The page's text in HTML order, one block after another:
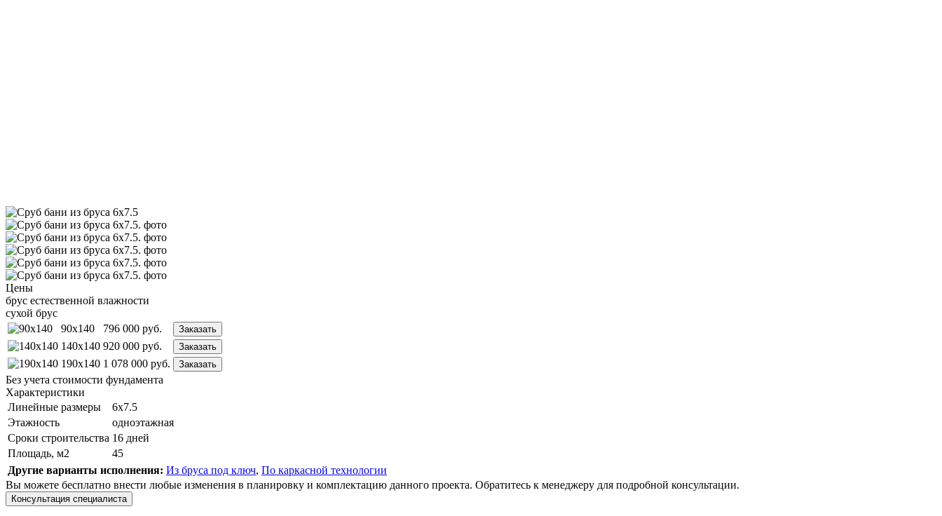
Цены
брус естественной влажности
сухой брус
90x140
796 000 руб. Заказать
140x140 920 000 руб. Заказать
190x140 1 078 000 руб. Заказать
Без учета стоимости фундамента
Характеристики
Линейные размеры
6х7.5
Этажность
одноэтажная
Сроки строительства 16 дней
Площадь, м2
45
Другие варианты исполнения: Из бруса под ключ, По каркасной технологии
Вы можете бесплатно внести любые изменения в планировку и комплектацию данного проекта. Обратитесь к менеджеру для подробной консультации.
Консультация специалиста